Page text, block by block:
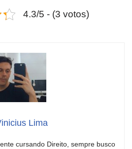
4.3/5 - (3 votos)
Lima
cursando Direito, sempre busco